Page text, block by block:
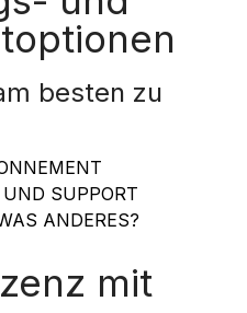
besten zu
SUPPORT
ANDERES?
mit